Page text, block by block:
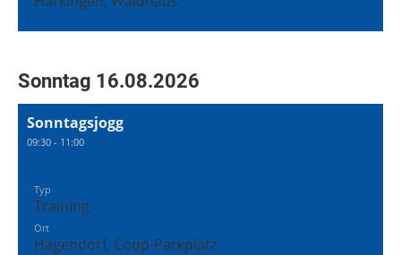
Sonntag 16.08.2026
Sonntagsjogg
09:30 - 11:00
Typ
Training
Ort
Hägendorf, Coop-Parkplatz